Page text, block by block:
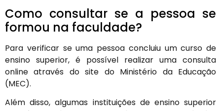
Como consultar se a pessoa se
formou na faculdade?
Para verificar se uma pessoa concluiu um curso de
ensino superior, é possível realizar uma consulta
online através do site do Ministério da Educação
(MEC).
Além disso, algumas instituições de ensino superior